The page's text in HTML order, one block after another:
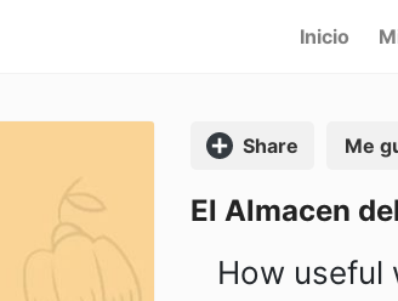
Inicio
Compartir Me
El Almacen
How useful